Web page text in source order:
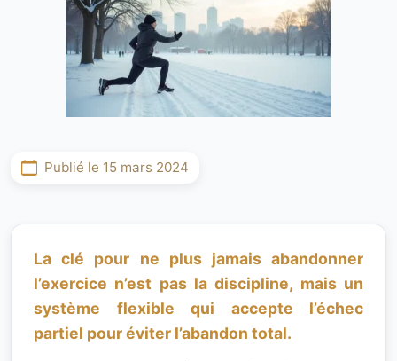
Publié le 15 mars 2024
La clé pour ne plus jamais abandonner
l’exercice n’est pas la discipline, mais un
système flexible qui accepte l’échec
partiel pour éviter l’abandon total.